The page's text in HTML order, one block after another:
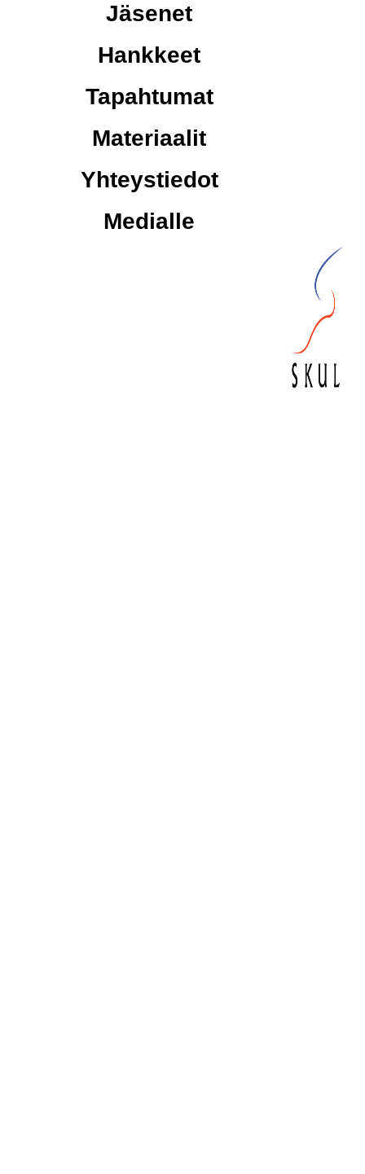
Jäsenet
Hankkeet
Tapahtumat
Materiaalit
Yhteystiedot
Medialle